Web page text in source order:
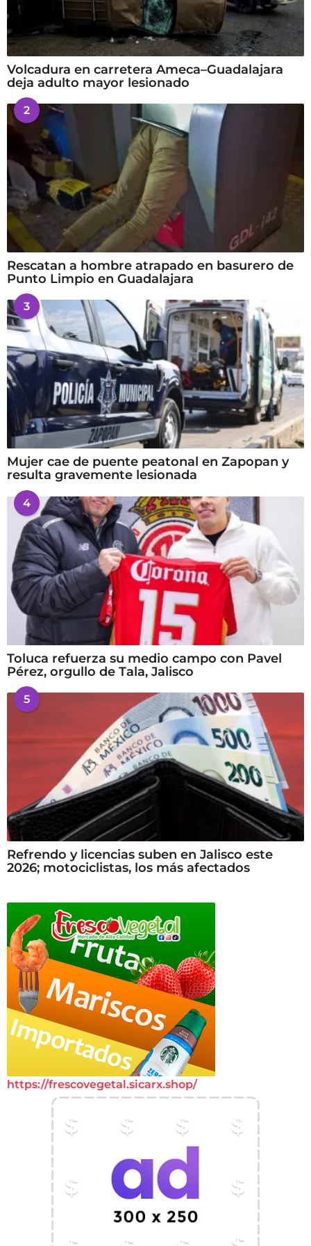
Volcadura en carretera Ameca–Guadalajara
deja adulto mayor lesionado
2
Rescatan a hombre atrapado en basurero de
Punto Limpio en Guadalajara
3
Mujer cae de puente peatonal en Zapopan y
resulta gravemente lesionada
4
Toluca refuerza su medio campo con Pavel
Pérez, orgullo de Tala, Jalisco
5
Refrendo y licencias suben en Jalisco este
2026; motociclistas, los más afectados
https://frescovegetal.sicarx.shop/